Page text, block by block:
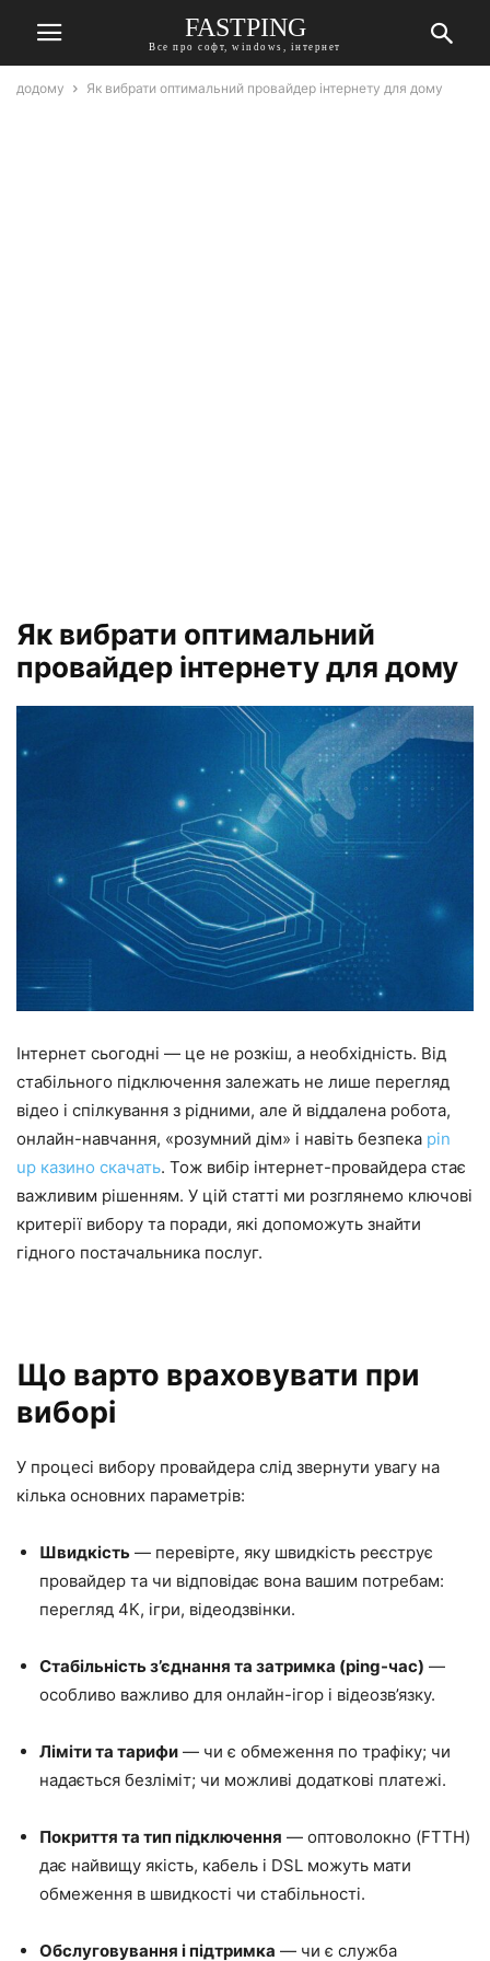
FASTPING
Все про софт, windows, інтернет
додому Як вибрати оптимальний провайдер інтернету для дому
Як вибрати оптимальний
провайдер інтернету для дому
Інтернет сьогодні — це не розкіш, а необхідність. Від
стабільного підключення залежать не лише перегляд
відео і спілкування з рідними, але й віддалена робота,
онлайн-навчання, «розумний дім» і навіть безпека pin
up казино скачать. Тож вибір інтернет-провайдера стає
важливим рішенням. У цій статті ми розглянемо ключові
критерії вибору та поради, які допоможуть знайти
гідного постачальника послуг.
Що варто враховувати при
виборі
У процесі вибору провайдера слід звернути увагу на
кілька основних параметрів:
Швидкість — перевірте, яку швидкість реєструє
провайдер та чи відповідає вона вашим потребам:
перегляд 4К, ігри, відеодзвінки.
Стабільність з’єднання та затримка (ping-час) —
особливо важливо для онлайн-ігор і відеозв’язку.
Ліміти та тарифи — чи є обмеження по трафіку; чи
надається безліміт; чи можливі додаткові платежі.
Покриття та тип підключення — оптоволокно (FTTH)
дає найвищу якість, кабель і DSL можуть мати
обмеження в швидкості чи стабільності.
Обслуговування і підтримка — чи є служба